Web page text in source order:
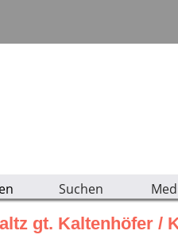
Suchen
gt. Kaltenhöfer /